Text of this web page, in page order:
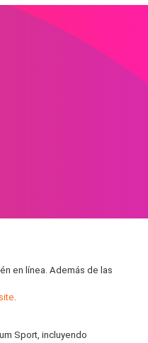
en línea. Además de las
.
Sport, incluyendo